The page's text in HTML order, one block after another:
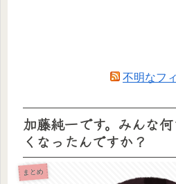
不明なフ
加藤純一です。みんな
くなったんですか？
まとめ